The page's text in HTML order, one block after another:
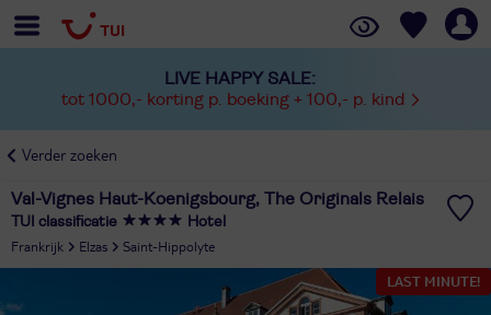
LIVE HAPPY SALE:
tot 1000,- korting p. boeking + 100,- p. kind
Verder zoeken
Val-Vignes Haut-Koenigsbourg, The Originals Relais
TUI classificatie Hotel
Frankrijk Elzas
Saint-Hippolyte
LAST MINUTE!